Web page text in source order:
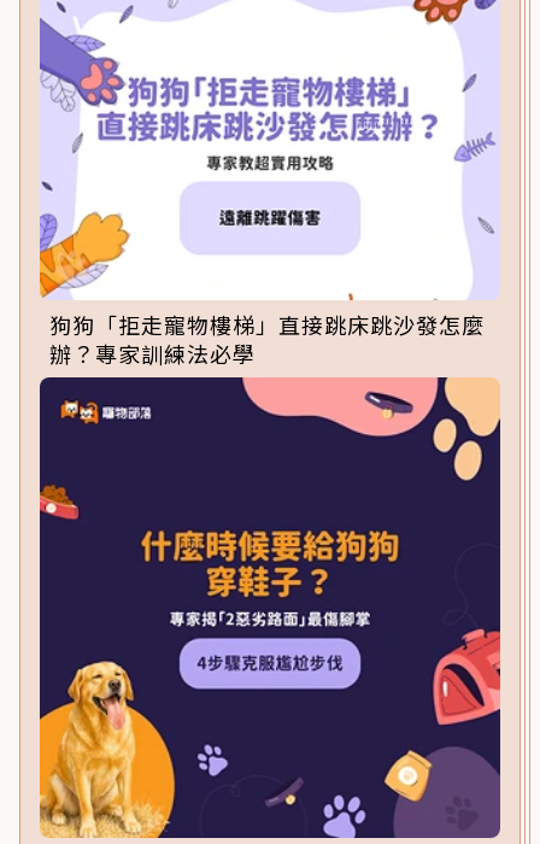
狗狗「拒走寵物樓梯」直接跳床跳沙發怎麼
辦？專家訓練法必學